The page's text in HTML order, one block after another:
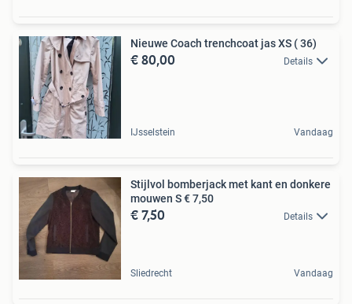
Nieuwe Coach trenchcoat jas XS ( 36)
€ 80,00 Details
IJsselstein Vandaag
Stijlvol bomberjack met kant en donkere
mouwen S € 7,50
€ 7,50 Details
Sliedrecht Vandaag